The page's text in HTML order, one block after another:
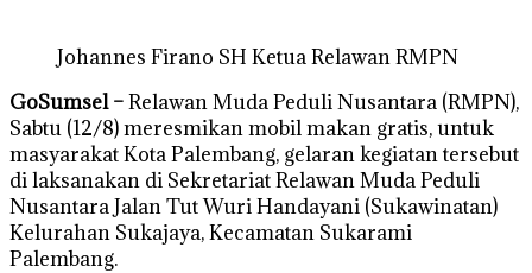
Johannes Firano SH Ketua Relawan RMPN
GoSumsel –Relawan Muda Peduli Nusantara (RMPN),
Sabtu (12/8) meresmikan mobil makan gratis, untuk
masyarakat Kota Palembang, gelaran kegiatan tersebut
di laksanakan di Sekretariat Relawan Muda Peduli
Nusantara Jalan Tut Wuri Handayani (Sukawinatan)
Kelurahan Sukajaya, Kecamatan Sukarami
Palembang.